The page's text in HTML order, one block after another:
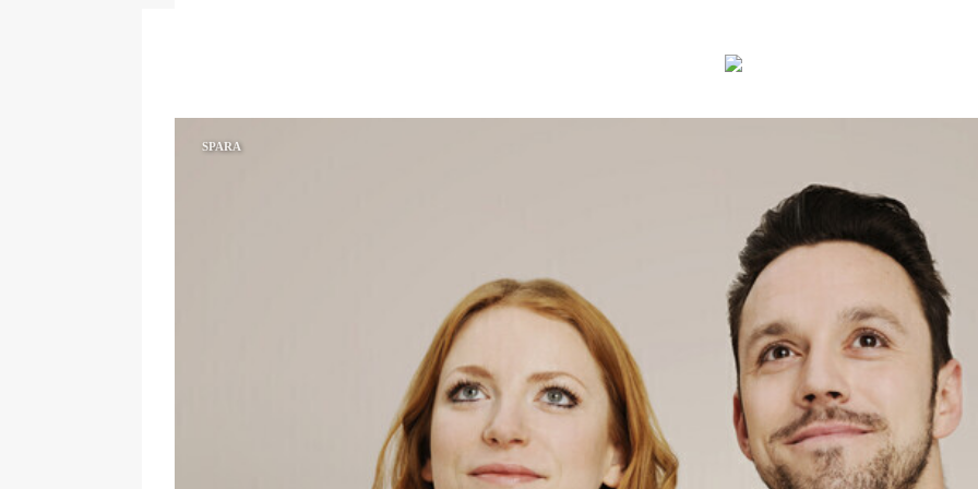
SPARA